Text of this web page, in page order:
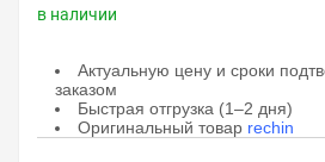
в наличии
Актуальную цену и сроки
заказом
Быстрая отгрузка (1–2 дня)
Оригинальный товар rechin